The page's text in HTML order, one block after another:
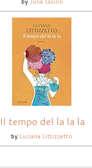
Il tempo del la la la
by Luciana Littizzetto